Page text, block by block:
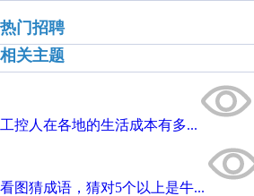
热门招聘
相关主题
工控人在各地的生活成本有多...
看图猜成语，猜对5个以上是牛...